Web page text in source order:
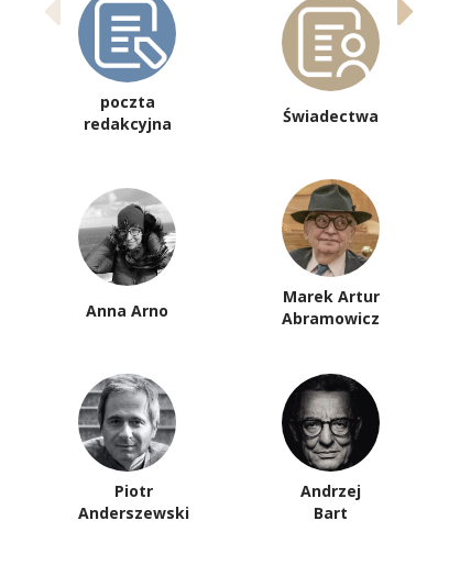
poczta
redakcyjna
Świadectwa
Anna Arno
Marek Artur
Abramowicz
Piotr
Anderszewski
Andrzej
Bart